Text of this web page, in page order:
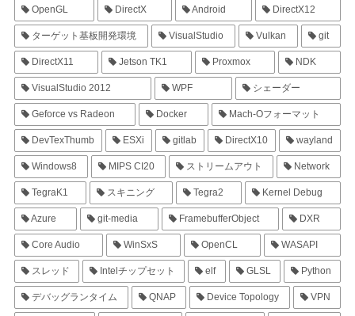
OpenGL DirectX Android DirectX12
ターゲット基板開発環境 VisualStudio Vulkan git
DirectX11 Jetson TK1 Proxmox NDK
VisualStudio 2012 WPF シェーダー
Geforce vs Radeon Docker Mach-Oフォーマット
DevTexThumb ESXi gitlab DirectX10 wayland
Windows8 MIPS CI20 ストリームアウト Network
TegraK1 スキニング Tegra2 Kernel Debug
Azure git-media FramebufferObject DXR
Core Audio WinSxS OpenCL WASAPI
スレッド Intelチップセット elf GLSL Python
デバッグランタイム QNAP Device Topology VPN